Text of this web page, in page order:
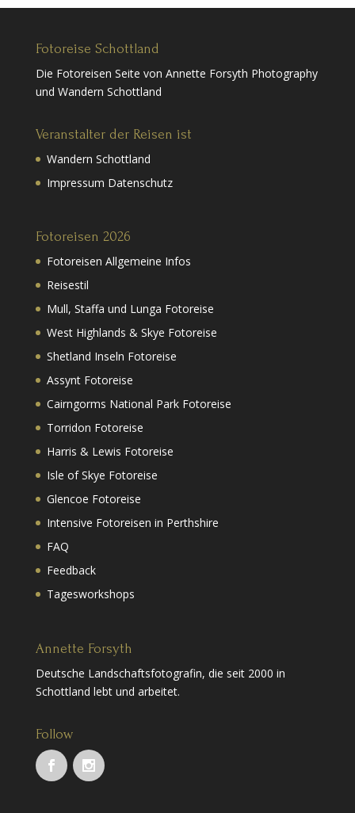
Fotoreise Schottland
Die Fotoreisen Seite von Annette Forsyth Photography
und Wandern Schottland
Veranstalter der Reisen ist
Wandern Schottland
Impressum Datenschutz
Fotoreisen 2026
Fotoreisen Allgemeine Infos
Reisestil
Mull, Staffa und Lunga Fotoreise
West Highlands & Skye Fotoreise
Shetland Inseln Fotoreise
Assynt Fotoreise
Cairngorms National Park Fotoreise
Torridon Fotoreise
Harris & Lewis Fotoreise
Isle of Skye Fotoreise
Glencoe Fotoreise
Intensive Fotoreisen in Perthshire
FAQ
Feedback
Tagesworkshops
Annette Forsyth
Deutsche Landschaftsfotografin, die seit 2000 in
Schottland lebt und arbeitet.
Follow